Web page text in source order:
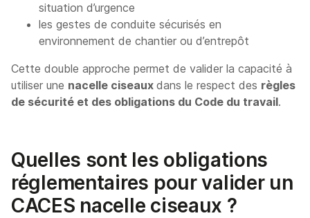
situation d’urgence
les gestes de conduite sécurisés en
environnement de chantier ou d’entrepôt
Cette double approche permet de valider la capacité à
utiliser une nacelle ciseaux dans le respect des règles
de sécurité et des obligations du Code du travail.
Quelles sont les obligations
réglementaires pour valider un
CACES nacelle ciseaux ?